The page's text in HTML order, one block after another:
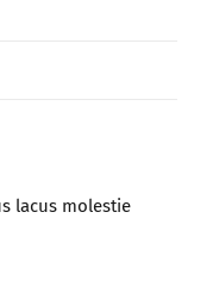
lacus molestie